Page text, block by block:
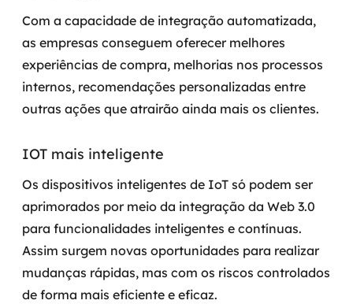
Com a capacidade de integração automatizada,
as empresas conseguem oferecer melhores
experiências de compra, melhorias nos processos
internos, recomendações personalizadas entre
outras ações que atrairão ainda mais os clientes.
IOT mais inteligente
Os dispositivos inteligentes de IoT só podem ser
aprimorados por meio da integração da Web 3.0
para funcionalidades inteligentes e contínuas.
Assim surgem novas oportunidades para realizar
mudanças rápidas, mas com os riscos controlados
de forma mais eficiente e eficaz.